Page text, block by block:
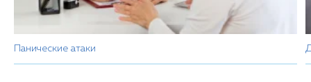
Панические атаки